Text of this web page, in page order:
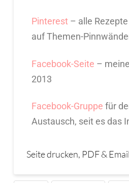
Pinterest– alle
auf Themen-
Facebook-Seite –
2013
Facebook-Gruppe für
Austausch, seit es das
Seite drucken, PDF & Email